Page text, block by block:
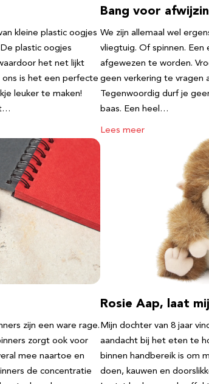
kleine plastic oogjes
plastic oogjes
het net lijkt
ons is het een perfecte
leuker te maken!
Bang voor
We zijn allemaal wel
vliegtuig. Of spinnen.
afgewezen te worden.
geen verkering te vragen
Tegenwoordig durf je
baas. Een heel…
Lees meer
zijn een ware rage.
zorgt ook voor
mee naartoe en
de concentratie
Rosie Aap, laat
Mijn dochter van 8 jaar
aandacht bij het eten te
binnen handbereik is om
doen, kauwen en